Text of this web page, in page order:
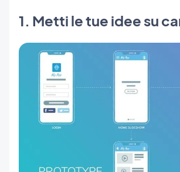
1. Metti le tue idee su